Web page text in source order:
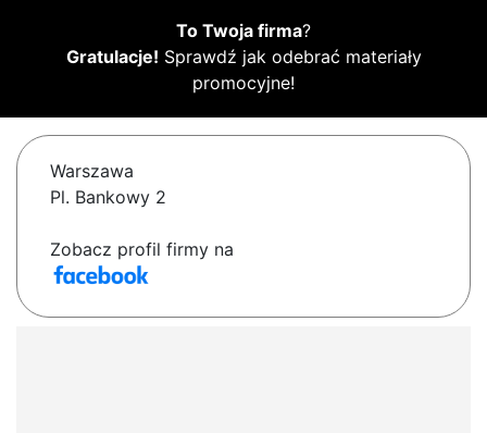
To Twoja firma?
Gratulacje! Sprawdź jak odebrać materiały
promocyjne!
Warszawa
Pl. Bankowy 2
Zobacz profil firmy na